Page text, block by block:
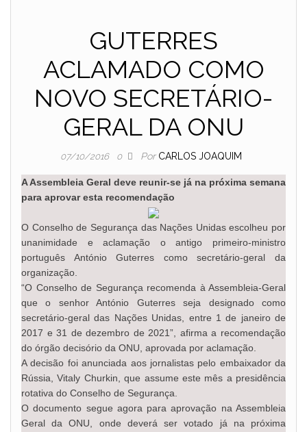
GUTERRES
ACLAMADO COMO
NOVO SECRETÁRIO-
GERAL DA ONU
07/10/2016 0 Por CARLOS JOAQUIM
A Assembleia Geral deve reunir-se já na próxima semana
para aprovar esta recomendação
O Conselho de Segurança das Nações Unidas escolheu por
unanimidade e aclamação o antigo primeiro-ministro
português António Guterres como secretário-geral da
organização.
“O Conselho de Segurança recomenda à Assembleia-Geral
que o senhor António Guterres seja designado como
secretário-geral das Nações Unidas, entre 1 de janeiro de
2017 e 31 de dezembro de 2021”, afirma a recomendação
do órgão decisório da ONU, aprovada por aclamação.
A decisão foi anunciada aos jornalistas pelo embaixador da
Rússia, Vitaly Churkin, que assume este mês a presidência
rotativa do Conselho de Segurança.
O documento segue agora para aprovação na Assembleia
Geral da ONU, onde deverá ser votado já na próxima